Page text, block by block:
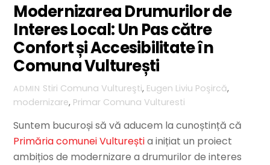
Modernizarea Drumurilor de
Interes Local: Un Pas către
Confort și Accesibilitate în
Comuna Vulturești
ADMIN Stiri Comuna Vultureşti, Eugen Liviu Poşircă,
modernizare, Primar Comuna Vulturesti
Suntem bucuroși să vă aducem la cunoștință că
Primăria comunei Vultureștia inițiat un proiect
ambițios de modernizare a drumurilor de interes